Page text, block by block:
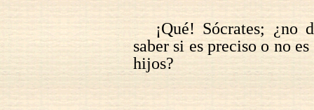
¡Qué! Sócrates; ¿no
saber si es preciso o no
hijos?